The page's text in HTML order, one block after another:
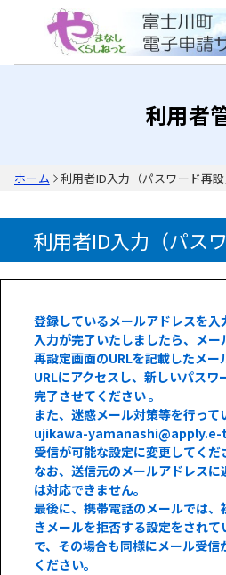
利用者
ホーム 利用者ID入力（パスワード再設
利用者ID入力（パス
登録しているメールアドレスを入
入力が完了いたしましたら、メ
再設定画面のURLを記載したメー
URLにアクセスし、新しいパスワ
完了させてください 。
また、迷惑メール対策等を行っ
ujikawa-yamanashi@apply.e-
受信が可能な設定に変更してくだ
なお、送信元のメールアドレス
は対応できません。
最後に、携帯電話のメールでは
きメールを拒否する設定をされ
で、その場合も同様にメール受
ください。